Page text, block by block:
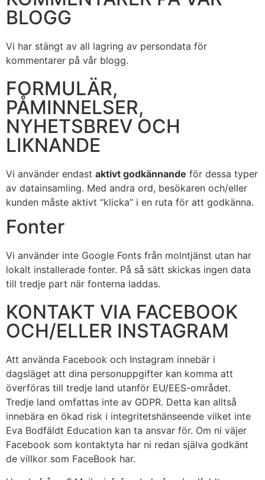
BLOGG
Vi har stängt av all lagring av persondata för
kommentarer på vår blogg.
FORMULÄR,
PÅMINNELSER,
NYHETSBREV OCH
LIKNANDE
Vi använder endast aktivt godkännande för dessa typer
av datainsamling. Med andra ord, besökaren och/eller
kunden måste aktivt “klicka” i en ruta för att godkänna.
Fonter
Vi använder inte Google Fonts från molntjänst utan har
lokalt installerade fonter. På så sätt skickas ingen data
till tredje part när fonterna laddas.
KONTAKT VIA FACEBOOK
OCH/ELLER INSTAGRAM
Att använda Facebook och Instagram innebär i
dagsläget att dina personuppgifter kan komma att
överföras till tredje land utanför EU/EES-området.
Tredje land omfattas inte av GDPR. Detta kan alltså
innebära en ökad risk i integritetshänseende vilket inte
Eva Bodfäldt Education kan ta ansvar för. Om ni väjer
Facebook som kontaktyta har ni redan själva godkänt
de villkor som FaceBook har.